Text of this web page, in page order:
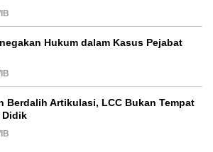
Hukum dalam Kasus Pejabat
Berdalih Artikulasi, LCC Bukan Tempat
Didik